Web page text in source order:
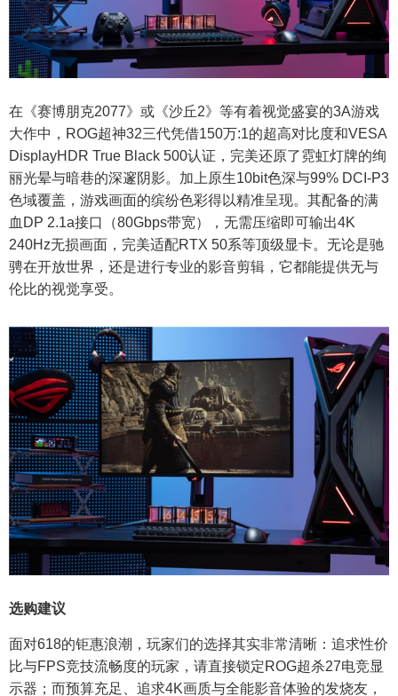
在《赛博朋克2077》或《沙丘2》等有着视觉盛宴的3A游戏
大作中，ROG超神32三代凭借150万:1的超高对比度和VESA
DisplayHDR True Black 500认证，完美还原了霓虹灯牌的绚
丽光晕与暗巷的深邃阴影。加上原生10bit色深与99% DCI-P3
色域覆盖，游戏画面的缤纷色彩得以精准呈现。其配备的满
血DP 2.1a接口（80Gbps带宽），无需压缩即可输出4K
240Hz无损画面，完美适配RTX 50系等顶级显卡。无论是驰
骋在开放世界，还是进行专业的影音剪辑，它都能提供无与
伦比的视觉享受。
选购建议
面对618的钜惠浪潮，玩家们的选择其实非常清晰：追求性价
比与FPS竞技流畅度的玩家，请直接锁定ROG超杀27电竞显
示器；而预算充足、追求4K画质与全能影音体验的发烧友，